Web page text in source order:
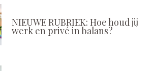
NIEUWE RUBRIEK: Hoe houd jij
werk en privé in balans?